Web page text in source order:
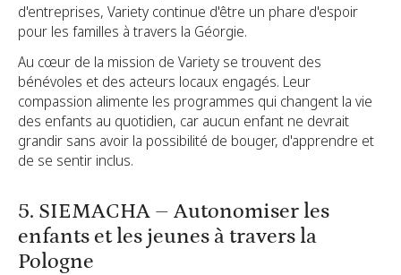
d'entreprises, Variety continue d'être un phare d'espoir
pour les familles à travers la Géorgie.
Au cœur de la mission de Variety se trouvent des
bénévoles et des acteurs locaux engagés. Leur
compassion alimente les programmes qui changent la vie
des enfants au quotidien, car aucun enfant ne devrait
grandir sans avoir la possibilité de bouger, d'apprendre et
de se sentir inclus.
5. SIEMACHA – Autonomiser les
enfants et les jeunes à travers la
Pologne